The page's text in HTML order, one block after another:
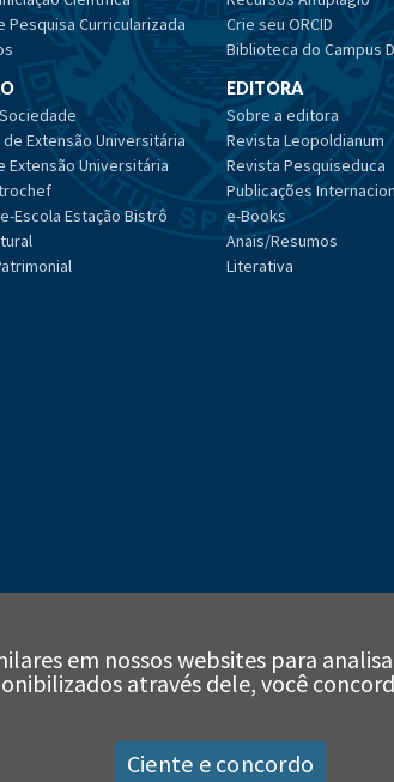
Pesquisa Curricularizada
Extensão Universitária
Extensão Universitária
Escola Estação Bistrô
Crie seu ORCID
Biblioteca do Campus
EDITORA
Sobre a editora
Revista Leopoldianum
Revista Pesquiseduca
Publicações
e-Books
Anais/Resumos
Literativa
em nossos websites para
através dele, você
Ciente e concordo